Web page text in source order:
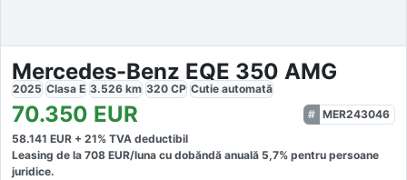
Mercedes-Benz EQE 350 AMG
2025 Clasa E 3.526 km 320 CP Cutie automată
70.350 EUR
MER243046
58.141 EUR + 21% TVA deductibil
Leasing de la 708 EUR/luna cu dobăndă anuală 5,7% pentru persoane
juridice.